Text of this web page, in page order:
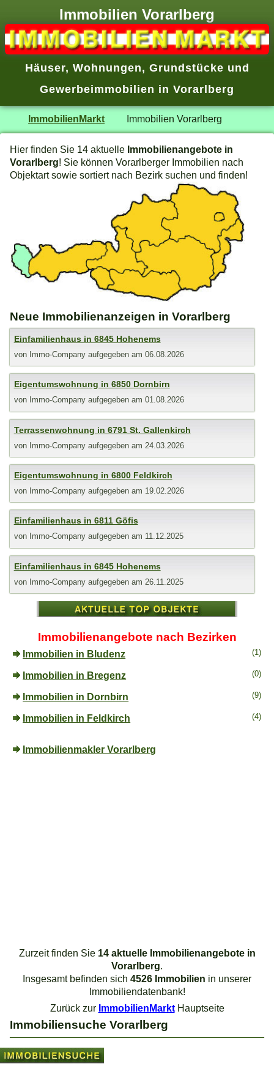
Immobilien Vorarlberg
Häuser, Wohnungen, Grundstücke und
Gewerbeimmobilien in Vorarlberg
ImmobilienMarkt Immobilien Vorarlberg
Hier finden Sie 14 aktuelle Immobilienangebote in
Vorarlberg! Sie können Vorarlberger Immobilien nach
Objektart sowie sortiert nach Bezirk suchen und finden!
Neue Immobilienanzeigen in Vorarlberg
Einfamilienhaus in 6845 Hohenems
von Immo-Company aufgegeben am 06.08.2026
Eigentumswohnung in 6850 Dornbirn
von Immo-Company aufgegeben am 01.08.2026
Terrassenwohnung in 6791 St. Gallenkirch
von Immo-Company aufgegeben am 24.03.2026
Eigentumswohnung in 6800 Feldkirch
von Immo-Company aufgegeben am 19.02.2026
Einfamilienhaus in 6811 Göfis
von Immo-Company aufgegeben am 11.12.2025
Einfamilienhaus in 6845 Hohenems
von Immo-Company aufgegeben am 26.11.2025
Immobilienangebote nach Bezirken
Immobilien in Bludenz (1)
Immobilien in Bregenz (0)
Immobilien in Dornbirn (9)
Immobilien in Feldkirch (4)
Immobilienmakler Vorarlberg
Zurzeit finden Sie 14 aktuelle Immobilienangebote in
Vorarlberg.
Insgesamt befinden sich 4526 Immobilien in unserer
Immobiliendatenbank!
Zurück zur ImmobilienMarktHauptseite
Immobiliensuche Vorarlberg